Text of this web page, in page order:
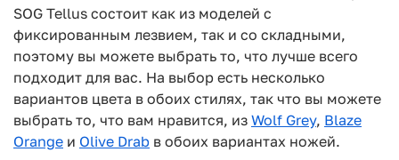
SOG Tellus состоит как из моделей с
фиксированным лезвием, так и со складными,
поэтому вы можете выбрать то, что лучше всего
подходит для вас. На выбор есть несколько
вариантов цвета в обоих стилях, так что вы можете
выбрать то, что вам нравится, из Wolf Grey, Blaze
Orange и Olive Drab в обоих вариантах ножей.